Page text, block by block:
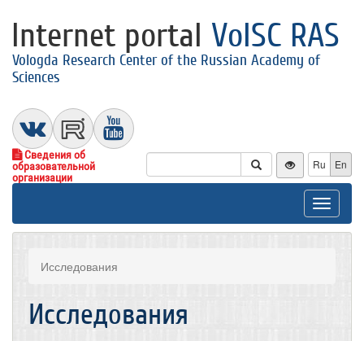
Internet portal VolSC RAS
Vologda Research Center of the Russian Academy of
Sciences
Сведения об
образовательной
организации
Ru En
Toggle
Исследования
Исследования